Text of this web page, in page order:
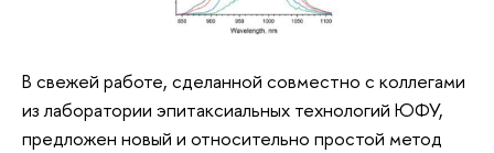
В свежей работе, сделанной совместно с коллегами
из лаборатории эпитаксиальных технологий ЮФУ,
предложен новый и относительно простой метод